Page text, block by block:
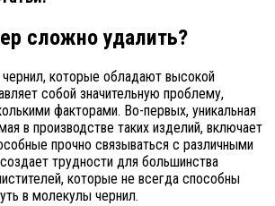
сложно удалить?
которые обладают высокой
собой значительную проблему,
факторами. Во-первых, уникальная
в производстве таких изделий, включает
прочно связываться с различными
трудности для большинства
которые не всегда способны
в молекулы чернил.